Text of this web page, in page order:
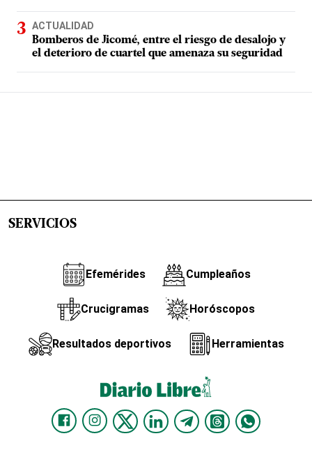
ACTUALIDAD
Bomberos de Jicomé, entre el riesgo de desalojo y
el deterioro de cuartel que amenaza su seguridad
SERVICIOS
Efemérides Cumpleaños
Crucigramas Horóscopos
Resultados deportivos Herramientas